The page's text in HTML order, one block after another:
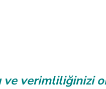
ve verimliliğinizi